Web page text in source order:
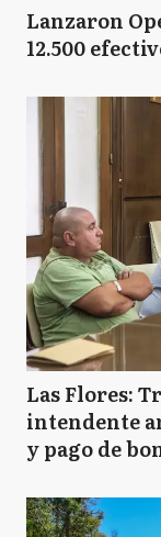
Lanzaron
12.500
Las Flores:
intendente
y pago de